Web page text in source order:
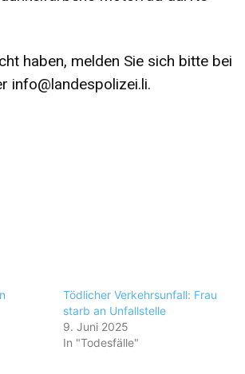
haben, melden Sie sich bitte bei
info@landespolizei.li.
Tödlicher Verkehrsunfall: Frau
starb an Unfallstelle
9. Juni 2025
In "Todesfälle"